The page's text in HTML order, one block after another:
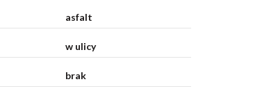
asfalt
w ulicy
brak